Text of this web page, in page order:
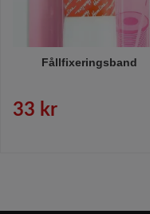
Fållfixeringsband
33 kr